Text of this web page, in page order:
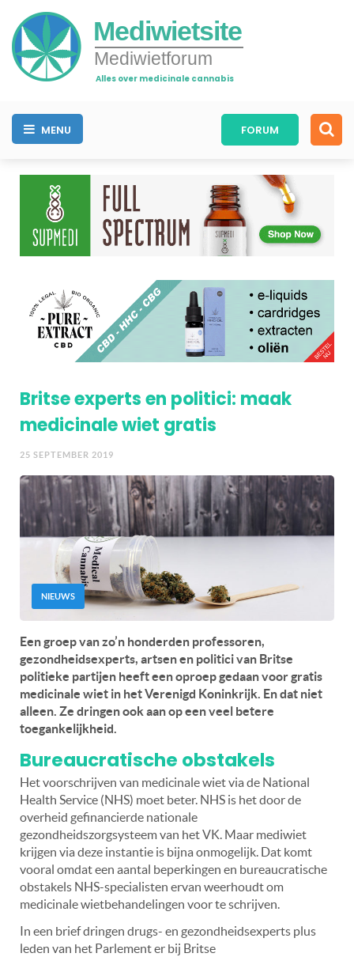
Mediwietsite
Mediwietforum
Alles over medicinale cannabis
MENU FORUM
Britse experts en politici: maak
medicinale wiet gratis
25 SEPTEMBER 2019
NIEUWS
Een groep van zo’n honderden professoren,
gezondheidsexperts, artsen en politici van Britse
politieke partijen heeft een oproep gedaan voor gratis
medicinale wiet in het Verenigd Koninkrijk. En dat niet
alleen. Ze dringen ook aan op een veel betere
toegankelijkheid.
Bureaucratische obstakels
Het voorschrijven van medicinale wiet via de National
Health Service (NHS) moet beter. NHS is het door de
overheid gefinancierde nationale
gezondheidszorgsysteem van het VK. Maar mediwiet
krijgen via deze instantie is bijna onmogelijk. Dat komt
vooral omdat een aantal beperkingen en bureaucratische
obstakels NHS-specialisten ervan weerhoudt om
medicinale wietbehandelingen voor te schrijven.
In een brief dringen drugs- en gezondheidsexperts plus
leden van het Parlement er bij Britse